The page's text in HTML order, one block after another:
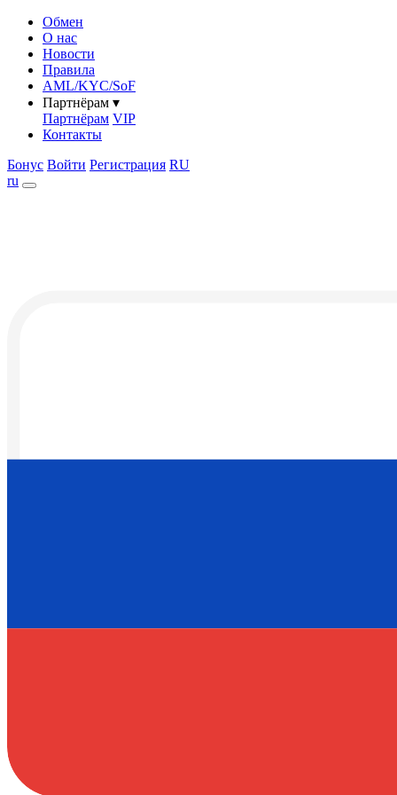
Обмен
О нас
Новости
Правила
AML/KYC/SoF
Партнёрам ▾
Партнёрам VIP
Контакты
Бонус Войти Регистрация RU
ru